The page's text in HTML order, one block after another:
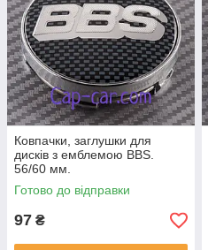
Ковпачки, заглушки для
дисків з емблемою BBS.
56/60 мм.
Готово до відправки
97 ₴